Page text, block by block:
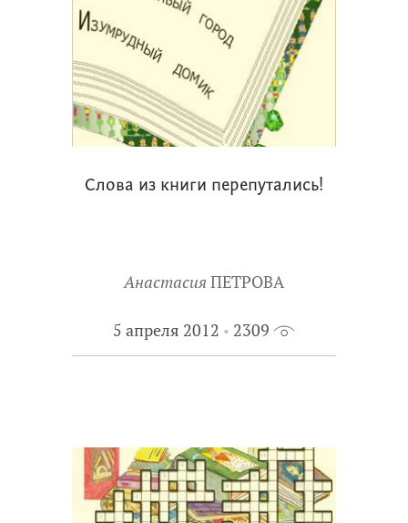
Слова из книги перепутались!
Анастасия ПЕТРОВА
5 апреля 2012 2309